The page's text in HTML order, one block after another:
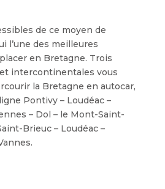
de ce moyen de
l’une des meilleures
en Bretagne. Trois
intercontinentales vous
la Bretagne en autocar,
Pontivy – Loudéac –
– Dol – le Mont-Saint-
Brieuc – Loudéac –